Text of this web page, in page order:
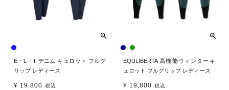
E・L・T デニム キュロット フルグ
リップ レディース
¥ 19,800 税込
EQULIBERTA 高機能ウィンターキ
ュロット フルグリップ レディース
¥ 19,800 税込